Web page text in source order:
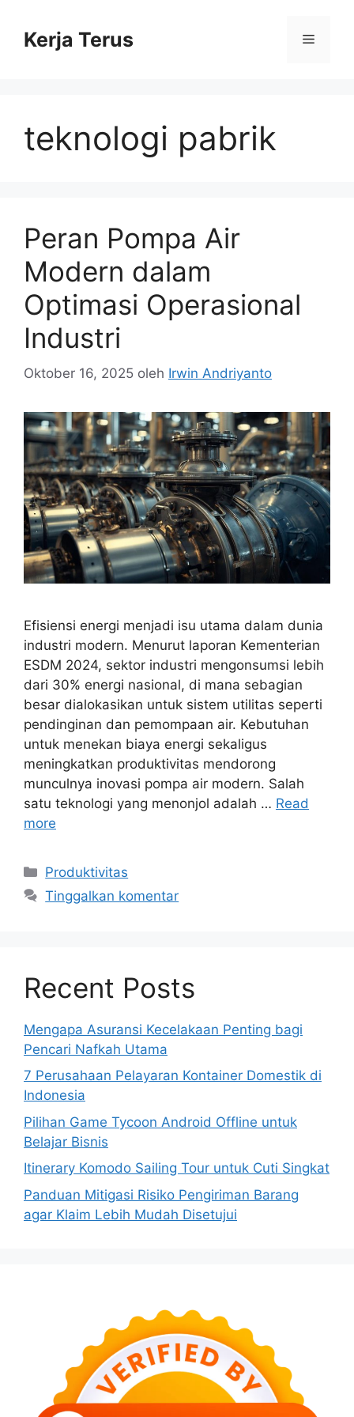
Kerja Terus Menu
teknologi pabrik
Peran Pompa Air
Modern dalam
Optimasi Operasional
Industri
Oktober 16, 2025 oleh Irwin Andriyanto
Efisiensi energi menjadi isu utama dalam dunia
industri modern. Menurut laporan Kementerian
ESDM 2024, sektor industri mengonsumsi lebih
dari 30% energi nasional, di mana sebagian
besar dialokasikan untuk sistem utilitas seperti
pendinginan dan pemompaan air. Kebutuhan
untuk menekan biaya energi sekaligus
meningkatkan produktivitas mendorong
munculnya inovasi pompa air modern. Salah
satu teknologi yang menonjol adalah … Read
more
Kategori
Produktivitas
Tinggalkan komentar
Recent Posts
Mengapa Asuransi Kecelakaan Penting bagi
Pencari Nafkah Utama
7 Perusahaan Pelayaran Kontainer Domestik di
Indonesia
Pilihan Game Tycoon Android Offline untuk
Belajar Bisnis
Itinerary Komodo Sailing Tour untuk Cuti Singkat
Panduan Mitigasi Risiko Pengiriman Barang
agar Klaim Lebih Mudah Disetujui